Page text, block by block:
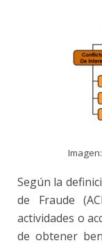
Según la
de Fraude
actividades o
de obtener